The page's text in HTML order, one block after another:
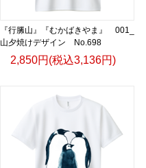
『行縢山』『むかばきやま』 001_
山夕焼けデザイン No.698
2,850円(税込3,136円)